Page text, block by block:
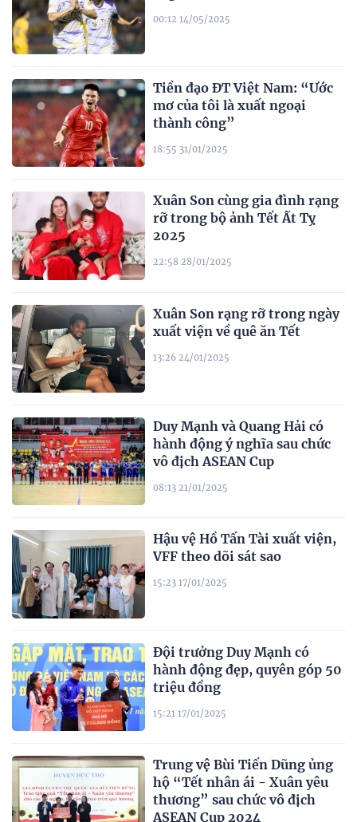
00:12 14/05/2025
Tiền đạo ĐT Việt Nam: “Ước
mơ của tôi là xuất ngoại
thành công”
18:55 31/01/2025
Xuân Son cùng gia đình rạng
rỡ trong bộ ảnh Tết Ất Tỵ
2025
22:58 28/01/2025
Xuân Son rạng rỡ trong ngày
xuất viện về quê ăn Tết
13:26 24/01/2025
Duy Mạnh và Quang Hải có
hành động ý nghĩa sau chức
vô địch ASEAN Cup
08:13 21/01/2025
Hậu vệ Hồ Tấn Tài xuất viện,
VFF theo dõi sát sao
15:23 17/01/2025
Đội trưởng Duy Mạnh có
hành động đẹp, quyên góp 50
triệu đồng
15:21 17/01/2025
Trung vệ Bùi Tiến Dũng ủng
hộ “Tết nhân ái - Xuân yêu
thương” sau chức vô địch
ASEAN Cup 2024